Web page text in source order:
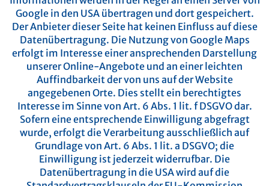
Google in den USA übertragen und dort gespeichert.
Der Anbieter dieser Seite hat keinen Einfluss auf diese
Datenübertragung. Die Nutzung von Google Maps
erfolgt im Interesse einer ansprechenden Darstellung
unserer Online-Angebote und an einer leichten
Auffindbarkeit der von uns auf der Website
angegebenen Orte. Dies stellt ein berechtigtes
Interesse im Sinne von Art. 6 Abs. 1 lit. f DSGVO dar.
Sofern eine entsprechende Einwilligung abgefragt
wurde, erfolgt die Verarbeitung ausschließlich auf
Grundlage von Art. 6 Abs. 1 lit. a DSGVO; die
Einwilligung ist jederzeit widerrufbar. Die
Datenübertragung in die USA wird auf die